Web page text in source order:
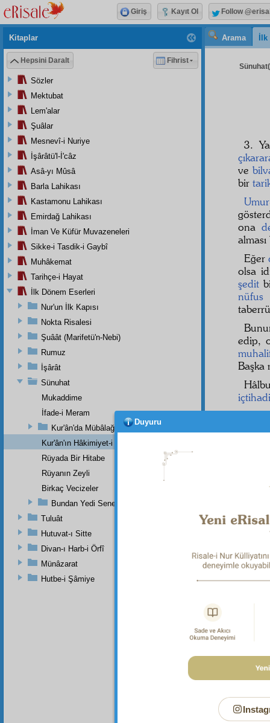
Arama
3.
ve
bir
ona
Eğer
olsa
şedit
nüfus
edip,
Başka
Bu
Kitaplar
Hepsini Daralt Fihrist
Sözler
Mektubat
Lem'alar
Şuâlar
Mesnevî-i Nuriye
İşârâtü'l-İ'câz
Asâ-yı Mûsâ
Barla Lahikası
Kastamonu Lahikası
Emirdağ Lahikası
İman Ve Küfür Muvazeneleri
Sikke-i Tasdik-i Gaybî
Muhâkemat
Tarihçe-i Hayat
İlk Dönem Eserleri
Nur'un İlk Kapısı
Nokta Risalesi
Şuâât (Marifetü'n-Nebi)
Rumuz
İşârât
Sünuhat
Mukaddime
İfade-i Meram
Kur'ân'da Mübâlağa, Mücâzefe Yoktur
Kur'ân'ın Hâkimiyet-i Mutlakası
Rüyada Bir Hitabe
Rüyanın Zeyli
Birkaç Vecizeler
Bundan Yedi Sene Evvel Bir Risaleme Yazdığım Zeyl
Tuluât
Hutuvat-ı Sitte
Divan-ı Harb-i Örfî
Münâzarat
Hutbe-i Şâmiye
Giriş Kayıt Ol Follow
Duyuru